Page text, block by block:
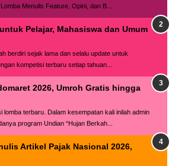
Menulis Feature, Opini, dan B...
Pelajar, Mahasiswa dan Umum
berdiri sejak lama dan selalu update untuk
kompetisi terbaru setiap tahuan...
2026, Umroh Gratis hingga
lomba terbaru. Dalam kesempatan kali inilah admin
program Undian “Hujan Berkah...
Artikel Pajak Nasional 2026,